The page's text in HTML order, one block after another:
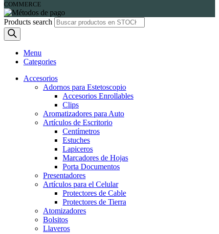
COMMERCE
Products search
Menu
Categories
Accesorios
Adornos para Estetoscopio
Accesorios Enrollables
Clips
Aromatizadores para Auto
Artículos de Escritorio
Centímetros
Estuches
Lapiceros
Marcadores de Hojas
Porta Documentos
Presentadores
Artículos para el Celular
Protectores de Cable
Protectores de Tierra
Atomizadores
Bolsitos
Llaveros